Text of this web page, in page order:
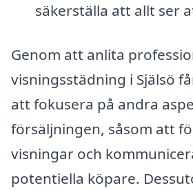
säkerställa att allt ser
Genom att anlita
visningsstädning i Själsö
att fokusera på andra
försäljningen, såsom att
visningar och
potentiella köpare.